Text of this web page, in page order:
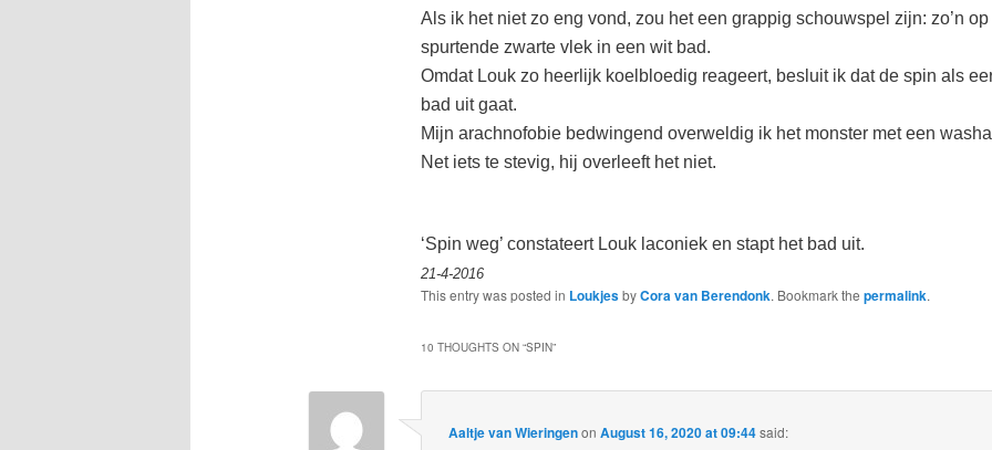
Als ik het niet zo eng vond, zou het een grappig schouwspel zijn: zo’n
spurtende zwarte vlek in een wit bad.
Omdat Louk zo heerlijk koelbloedig reageert, besluit ik dat de spin als
bad uit gaat.
Mijn arachnofobie bedwingend overweldig ik het monster met een
Net iets te stevig, hij overleeft het niet.
‘Spin weg’ constateert Louk laconiek en stapt het bad uit.
21-4-2016
This entry was posted in LoukjesbyCora van Berendonk. Bookmark the permalink.
10 THOUGHTS ON “SPIN”
Aaltje van WieringenonAugust 16, 2020 at 09:44said: